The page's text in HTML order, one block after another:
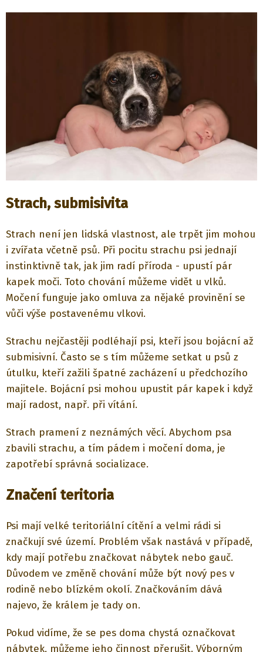
Strach, submisivita
Strach není jen lidská vlastnost, ale trpět jim mohou
i zvířata včetně psů. Při pocitu strachu psi jednají
instinktivně tak, jak jim radí příroda - upustí pár
kapek moči. Toto chování můžeme vidět u vlků.
Močení funguje jako omluva za nějaké provinění se
vůči výše postavenému vlkovi.
Strachu nejčastěji podléhají psi, kteří jsou bojácní až
submisivní. Často se s tím můžeme setkat u psů z
útulku, kteří zažili špatné zacházení u předchozího
majitele. Bojácní psi mohou upustit pár kapek i když
mají radost, např. při vítání.
Strach pramení z neznámých věcí. Abychom psa
zbavili strachu, a tím pádem i močení doma, je
zapotřebí správná socializace.
Značení teritoria
Psi mají velké teritoriální cítění a velmi rádi si
značkují své území. Problém však nastává v případě,
kdy mají potřebu značkovat nábytek nebo gauč.
Důvodem ve změně chování může být nový pes v
rodině nebo blízkém okolí. Značkováním dává
najevo, že králem je tady on.
Pokud vidíme, že se pes doma chystá označkovat
nábytek, můžeme jeho činnost přerušit. Výborným